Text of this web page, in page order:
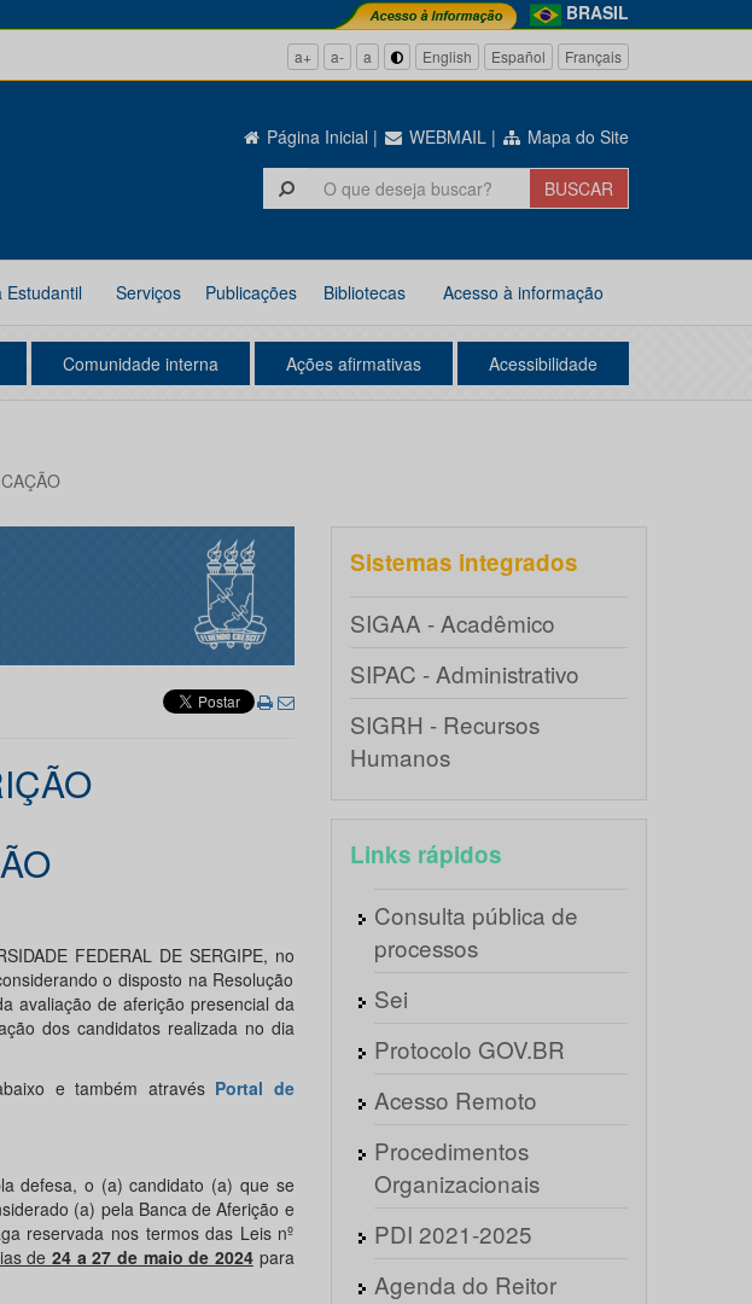
BRASIL
a+ a- a English Español Français
Página Inicial | WEBMAIL | Mapa do Site
Estudantil Serviços Publicações Bibliotecas Acesso à informação
Comunidade interna Ações afirmativas Acessibilidade
FEDERAL DE SERGIPE, no
o disposto na Resolução
avaliação de aferição presencial da
dos candidatos realizada no dia
e também através Portal de
defesa, o (a) candidato (a) que se
(a) pela Banca de Aferição e
reservada nos termos das Leis nº
de24 a 27 de maio de 2024para
Sistemas integrados
SIGAA - Acadêmico
SIPAC - Administrativo
SIGRH - Recursos
Humanos
Links rápidos
Consulta pública de
processos
Sei
Protocolo GOV.BR
Acesso Remoto
Procedimentos
Organizacionais
PDI 2021-2025
Agenda do Reitor